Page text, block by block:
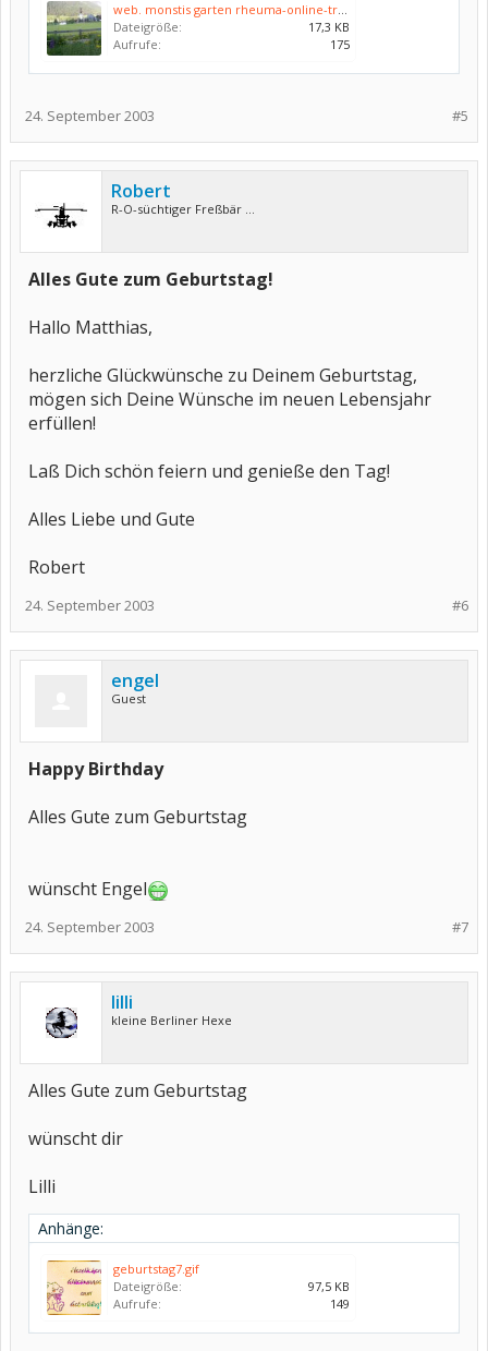
web. monstis garten rheuma-online-treffen 130.jpg
Dateigröße:
17,3 KB
Aufrufe:
175
#5
24. September 2003
Robert
R-O-süchtiger Freßbär ...
Alles Gute zum Geburtstag!
Hallo Matthias,
herzliche Glückwünsche zu Deinem Geburtstag,
mögen sich Deine Wünsche im neuen Lebensjahr
erfüllen!
Laß Dich schön feiern und genieße den Tag!
Alles Liebe und Gute
Robert
#6
24. September 2003
engel
Guest
Happy Birthday
Alles Gute zum Geburtstag
wünscht Engel
#7
24. September 2003
lilli
kleine Berliner Hexe
Alles Gute zum Geburtstag
wünscht dir
Lilli
Anhänge:
geburtstag7.gif
Dateigröße:
97,5 KB
Aufrufe:
149